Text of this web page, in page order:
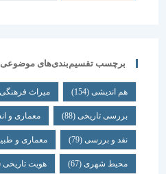
برچسب تقسیم‌بندی‌های موضوعی مقالات
هم اندیشی (154) میراث فرهنگی (109)
بررسی تاریخی (88) معماری و انسان (84)
نقد و بررسی (79) معماری و طبیعت (71)
محیط شهری(67) هویت تاریخی(67)